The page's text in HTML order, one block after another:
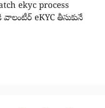
ekyc process
eKYC తీసుకునే